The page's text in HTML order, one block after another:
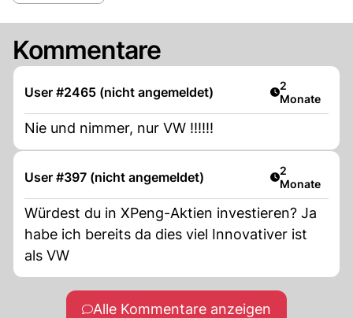
Kommentare
User #2465 (nicht angemeldet) Artikel
2
Monate
Nie und nimmer, nur VW !!!!!!
User #397 (nicht angemeldet) Artikel
2
Monate
Würdest du in XPeng-Aktien investieren? Ja
habe ich bereits da dies viel Innovativer ist
als VW
Alle Kommentare anzeigen